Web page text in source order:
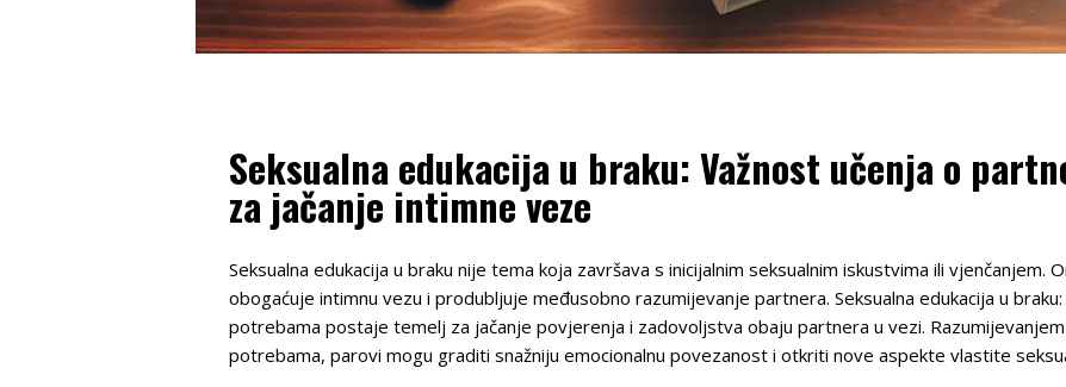
Seksualna edukacija u braku: Važnost učenja o
za jačanje intimne veze
Seksualna edukacija u braku nije tema koja završava s inicijalnim seksualnim iskustvima ili vjenčanjem.
obogaćuje intimnu vezu i produbljuje međusobno razumijevanje partnera. Seksualna edukacija u
potrebama postaje temelj za jačanje povjerenja i zadovoljstva obaju partnera u vezi.
potrebama, parovi mogu graditi snažniju emocionalnu povezanost i otkriti nove aspekte vlastite